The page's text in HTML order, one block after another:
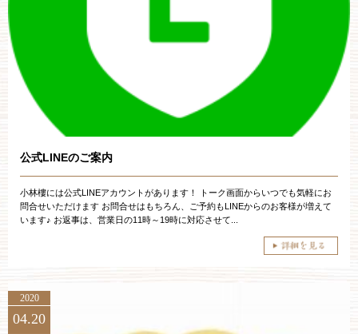
公式LINEのご案内
小林樓には公式LINEアカウントがあります！ トーク画面からいつでも気軽にお
問合せいただけます お問合せはもちろん、ご予約もLINEからのお客様が増えて
います♪ お返事は、営業日の11時～19時に対応させて...
2020
04.20